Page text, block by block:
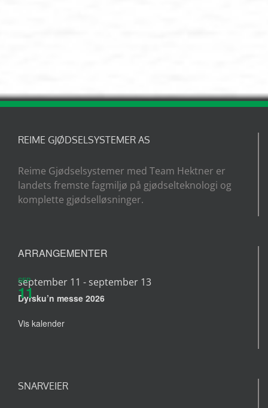
REIME GJØDSELSYSTEMER AS
Reime Gjødselsystemer med Team Hektner er
landets fremste fagmiljø på gjødselteknologi og
komplette gjødselløsninger.
ARRANGEMENTER
SEP
11
september 11 - september 13
Dyrsku’n messe 2026
Vis kalender
SNARVEIER